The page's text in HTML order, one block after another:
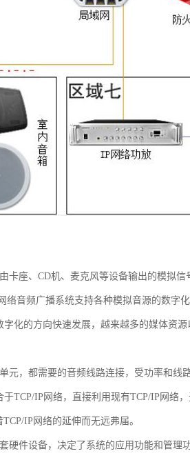
卡座、CD机、麦克风等设备输出的模拟
音频广播系统支持各种模拟音源的数字
化的方向快速发展，越来越多的媒体资
元，都需要的音频线路连接，受功率和线
TCP/IP网络，直接利用现有TCP/IP网络
IP网络的延伸而无远弗届。
硬件设备，决定了系统的应用功能和管理